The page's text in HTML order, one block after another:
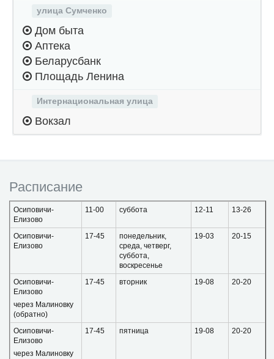
улица Сумченко
Дом быта
Аптека
Беларусбанк
Площадь Ленина
Интернациональная улица
Вокзал
Расписание
Осиповичи-
Елизово
11-00 суббота 12-11 13-26
Осиповичи-
Елизово
17-45
понедельник,
среда, четверг,
суббота,
воскресенье
19-03 20-15
Осиповичи-
Елизово
через Малиновку
(обратно)
17-45 вторник 19-08 20-20
Осиповичи-
Елизово
через Малиновку
17-45 пятница 19-08 20-20